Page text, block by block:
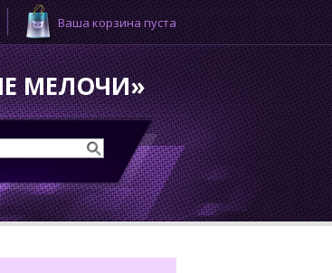
Ваша корзина пуста
МЕЛОЧИ»